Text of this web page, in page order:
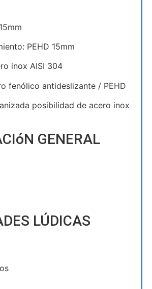
PEHD 15mm
inox AISI 304
fenólico antideslizante / PEHD
posibilidad de acero inox
GENERAL
LÚDICAS